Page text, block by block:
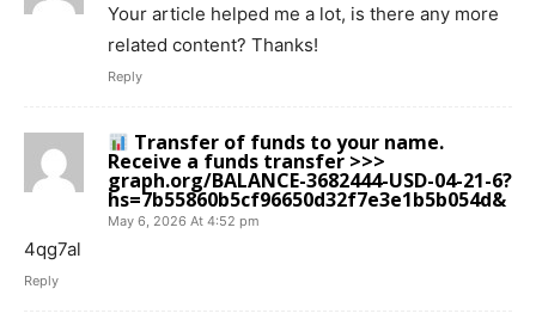
Your article helped me a lot, is there any more
related content? Thanks!
Reply
Transfer of funds to your name.
Receive a funds transfer >>>
graph.org/BALANCE-3682444-USD-04-21-6?
hs=7b55860b5cf96650d32f7e3e1b5b054d&
May 6, 2026 At 4:52 pm
4qg7al
Reply